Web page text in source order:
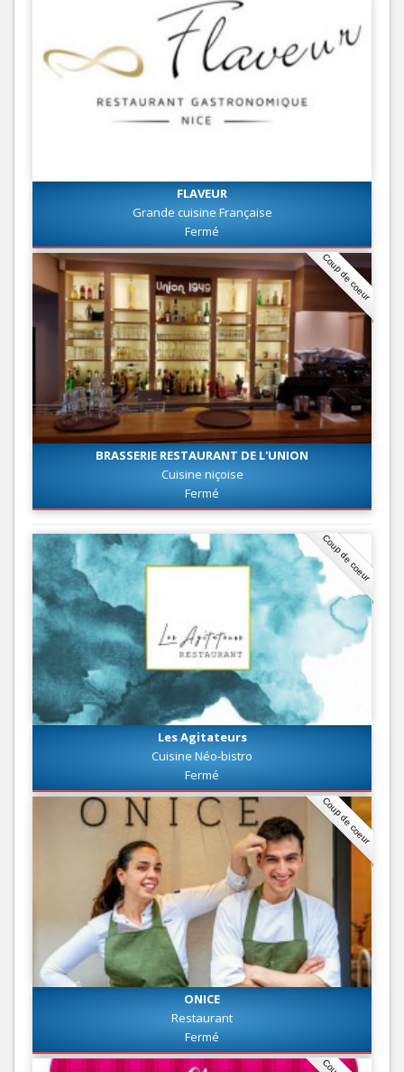
FLAVEUR
Grande cuisine Française
Fermé
Coup de coeur
BRASSERIE RESTAURANT DE L'UNION
Cuisine niçoise
Fermé
Coup de coeur
Les Agitateurs
Cuisine Néo-bistro
Fermé
Coup de coeur
ONICE
Restaurant
Fermé